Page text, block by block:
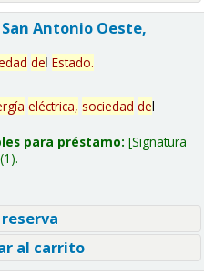
Antonio Oeste,
del Estado.
eléctrica, sociedad del
para préstamo: Signatura
(1).
al carrito